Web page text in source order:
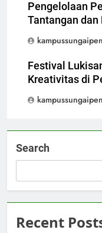
Pengelolaan
Tantangan dan
Festival
Kreativitas di
Search
Recent